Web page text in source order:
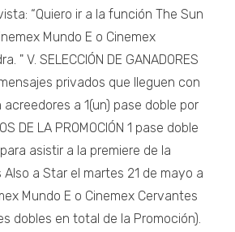
“Quiero ir a la función The Sun
Mundo E o Cinemex
" V. SELECCIÓN DE GANADORES
privados que lleguen con
a 1(un) pase doble por
DE LA PROMOCIÓN 1 pase doble
asistir a la premiere de la
Also a Star el martes 21 de mayo a
Mundo E o Cinemex Cervantes
dobles en total de la Promoción).